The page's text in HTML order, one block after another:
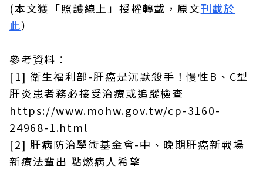
(本文獲「照護線上」授權轉載，原文刊載於
此）
參考資料：
[1] 衛生福利部-肝癌是沉默殺手！慢性B、C型
肝炎患者務必接受治療或追蹤檢查
https://www.mohw.gov.tw/cp-3160-
24968-1.html
[2] 肝病防治學術基金會-中、晚期肝癌新戰場
新療法輩出 點燃病人希望